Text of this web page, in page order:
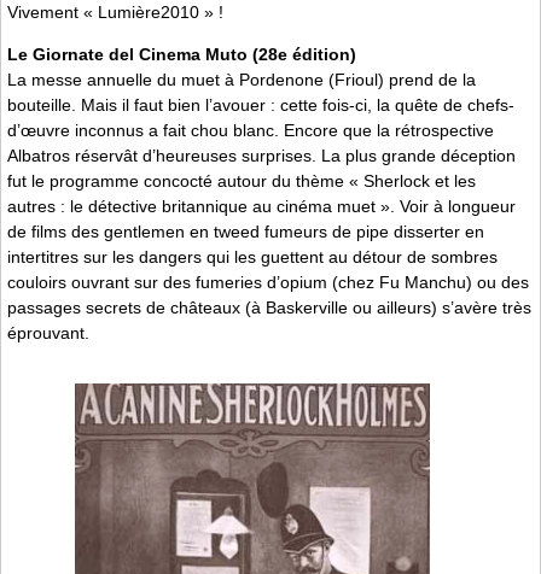
Vivement « Lumière2010 » !
Le Giornate del Cinema Muto (28e édition)
La messe annuelle du muet à Pordenone (Frioul) prend de la
bouteille. Mais il faut bien l’avouer : cette fois-ci, la quête de chefs-
d’œuvre inconnus a fait chou blanc. Encore que la rétrospective
Albatros réservât d’heureuses surprises. La plus grande déception
fut le programme concocté autour du thème « Sherlock et les
autres : le détective britannique au cinéma muet ». Voir à longueur
de films des gentlemen en tweed fumeurs de pipe disserter en
intertitres sur les dangers qui les guettent au détour de sombres
couloirs ouvrant sur des fumeries d’opium (chez Fu Manchu) ou des
passages secrets de châteaux (à Baskerville ou ailleurs) s’avère très
éprouvant.